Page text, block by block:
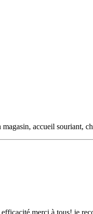
accueil souriant,
à tous! je